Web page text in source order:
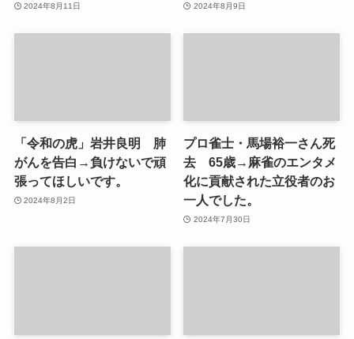
2024年8月11日 2024年8月9日
「令和の虎」岩井良明 肺
がんを告白→負けないで頑
張ってほしいです。
2024年8月2日
プロ雀士・馬場裕一さん死
去 65歳→麻雀のエンタメ
化に貢献された立役者のお
一人でした。
2024年7月30日